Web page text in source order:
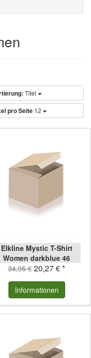
Titel
pro Seite 12
Elkline Mystic T-Shirt
Women darkblue 46
darkblue | 46
34,95 € 20,27 € *
Informationen